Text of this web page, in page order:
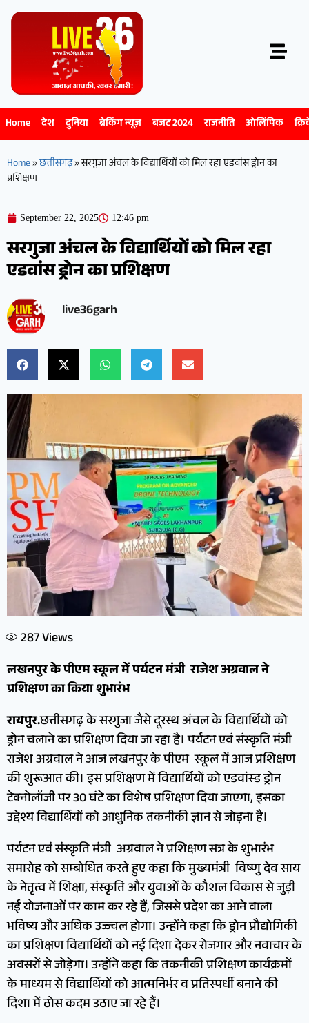
Home देश दुनिया ब्रेकिंग न्यूज़ बजट 2024 राजनीति ओलिंपिक
Home»छत्तीसगढ़»सरगुजा अंचल के विद्यार्थियों को मिल रहा एडवांस ड्रोन का
प्रशिक्षण
September 22, 2025 12:46 pm
सरगुजा अंचल के विद्यार्थियों को मिल रहा
एडवांस ड्रोन का प्रशिक्षण
live36garh
287Views
लखनपुर के पीएम स्कूल में पर्यटन मंत्री राजेश अग्रवाल ने
प्रशिक्षण का किया शुभारंभ
रायपुर.छत्तीसगढ़ के सरगुजा जैसे दूरस्थ अंचल के विद्यार्थियों को
ड्रोन चलाने का प्रशिक्षण दिया जा रहा है। पर्यटन एवं संस्कृति मंत्री
राजेश अग्रवाल ने आज लखनपुर के पीएम स्कूल में आज प्रशिक्षण
की शुरूआत की। इस प्रशिक्षण में विद्यार्थियों को एडवांस्ड ड्रोन
टेक्नोलॉजी पर 30 घंटे का विशेष प्रशिक्षण दिया जाएगा, इसका
उद्देश्य विद्यार्थियों को आधुनिक तकनीकी ज्ञान से जोड़ना है।
पर्यटन एवं संस्कृति मंत्री अग्रवाल ने प्रशिक्षण सत्र के शुभारंभ
समारोह को सम्बोधित करते हुए कहा कि मुख्यमंत्री विष्णु देव साय
के नेतृत्व में शिक्षा, संस्कृति और युवाओं के कौशल विकास से जुड़ी
नई योजनाओं पर काम कर रहे हैं, जिससे प्रदेश का आने वाला
भविष्य और अधिक उज्ज्वल होगा। उन्होंने कहा कि ड्रोन प्रौद्योगिकी
का प्रशिक्षण विद्यार्थियों को नई दिशा देकर रोजगार और नवाचार के
अवसरों से जोड़ेगा। उन्होंने कहा कि तकनीकी प्रशिक्षण कार्यक्रमों
के माध्यम से विद्यार्थियों को आत्मनिर्भर व प्रतिस्पर्धी बनाने की
दिशा में ठोस कदम उठाए जा रहे हैं।